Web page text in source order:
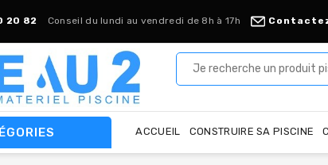
20 82 Conseil du lundi au vendredi de 8h à 17h
ACCUEIL CONSTRUIRE SA PISCINE